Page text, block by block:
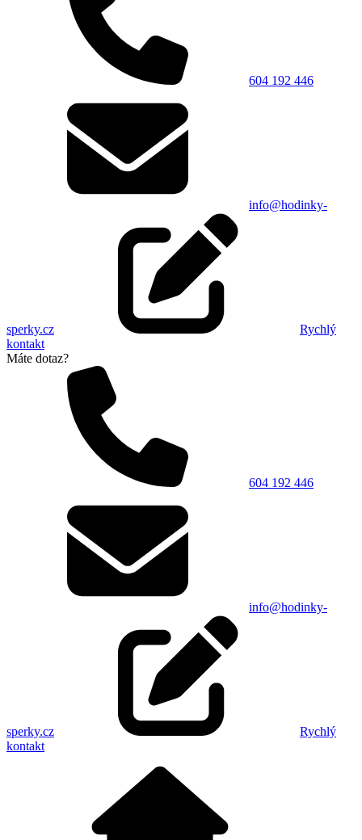
604 192 446
info@hodinky-
sperky.cz
Rychlý
kontakt
Máte dotaz?
604 192 446
info@hodinky-
sperky.cz
Rychlý
kontakt